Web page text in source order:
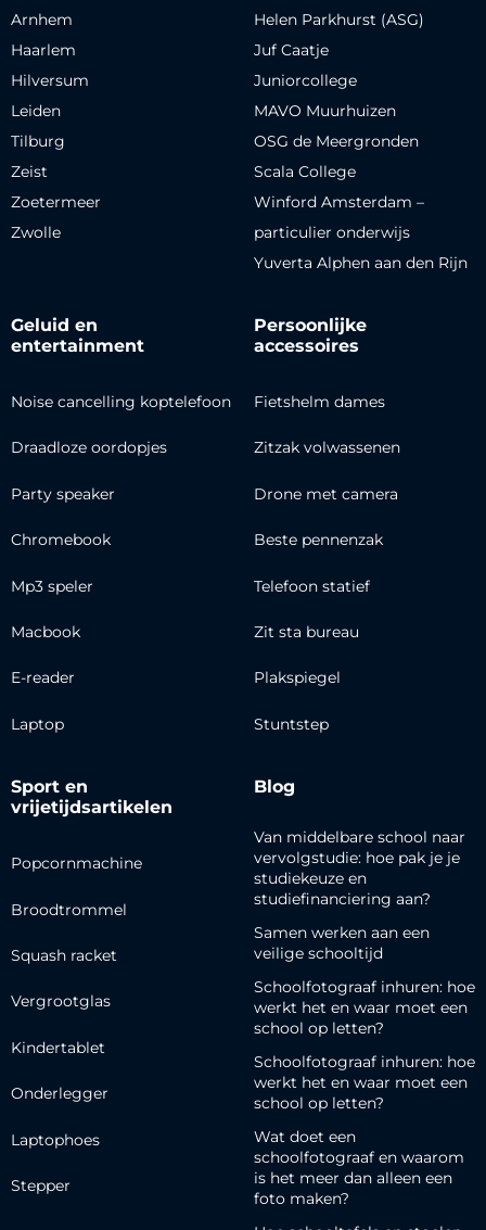
Arnhem
Haarlem
Hilversum
Leiden
Tilburg
Zeist
Zoetermeer
Zwolle
Helen Parkhurst (ASG)
Juf Caatje
Juniorcollege
MAVO Muurhuizen
OSG de Meergronden
Scala College
Winford Amsterdam –
particulier onderwijs
Yuverta Alphen aan den Rijn
Geluid en
entertainment
Noise cancelling koptelefoon
Draadloze oordopjes
Party speaker
Chromebook
Mp3 speler
Macbook
E-reader
Laptop
Persoonlijke
accessoires
Fietshelm dames
Zitzak volwassenen
Drone met camera
Beste pennenzak
Telefoon statief
Zit sta bureau
Plakspiegel
Stuntstep
Sport en
vrijetijdsartikelen
Popcornmachine
Broodtrommel
Squash racket
Vergrootglas
Kindertablet
Onderlegger
Laptophoes
Stepper
Blog
Van middelbare school naar
vervolgstudie: hoe pak je je
studiekeuze en
studiefinanciering aan?
Samen werken aan een
veilige schooltijd
Schoolfotograaf inhuren: hoe
werkt het en waar moet een
school op letten?
Schoolfotograaf inhuren: hoe
werkt het en waar moet een
school op letten?
Wat doet een
schoolfotograaf en waarom
is het meer dan alleen een
foto maken?